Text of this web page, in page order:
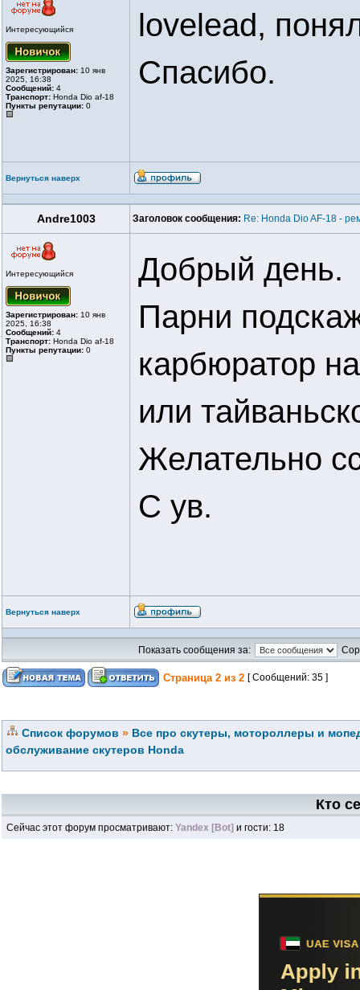
Интересующийся
Зарегистрирован: 10 янв
2025, 16:38
Сообщений: 4
Транспорт: Honda Dio af-18
Пункты репутации: 0
lovelead,
Спасибо.
Вернуться наверх
Andre1003 Заголовок сообщения: Re: Honda Dio AF-18 -
Интересующийся
Зарегистрирован: 10 янв
2025, 16:38
Сообщений: 4
Транспорт: Honda Dio af-18
Пункты репутации: 0
Добрый день.
Парни
карбюратор
или
Желательно
С ув.
Вернуться наверх
Показать сообщения за:
Страница 2 из 2 [ Сообщений: 35 ]
Список форумов » Все про скутеры, мотороллеры и
обслуживание скутеров Honda
Кто
Сейчас этот форум просматривают: Yandex [Bot] и гости: 18